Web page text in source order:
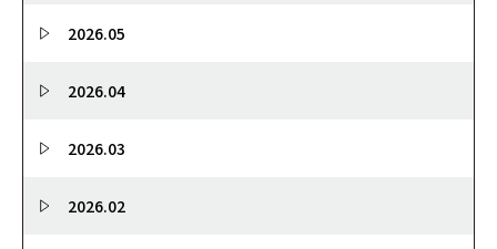
2026.05
2026.04
2026.03
2026.02